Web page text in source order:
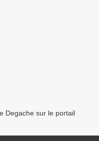
Degache sur le portail